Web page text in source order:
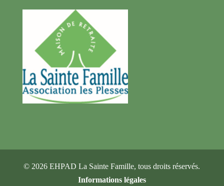
© 2026 EHPAD La Sainte Famille, tous droits réservés.
Informations légales